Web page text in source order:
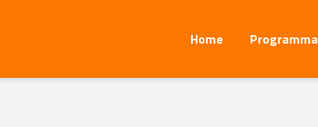
Home Programma